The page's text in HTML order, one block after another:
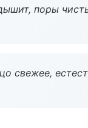
поры
свежее,